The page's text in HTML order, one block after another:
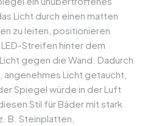
Licht durch einen matten
zu leiten, positionieren
Streifen hinter dem
gegen die Wand. Dadurch
angenehmes Licht getaucht,
Spiegel würde in der Luft
Stil für Bäder mit stark
B. Steinplatten,